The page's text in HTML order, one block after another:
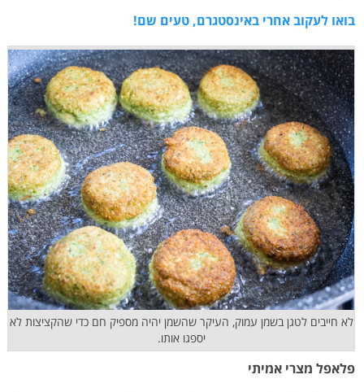
בואו לעקוב אחרי באינסטגרם, טעים שם!
לא חייבים לטגן בשמן עמוק, העיקר שהשמן יהיה מספיק חם כדי שהקציצות לא
יספגו אותו.
פלאפל מצרי אמיתי